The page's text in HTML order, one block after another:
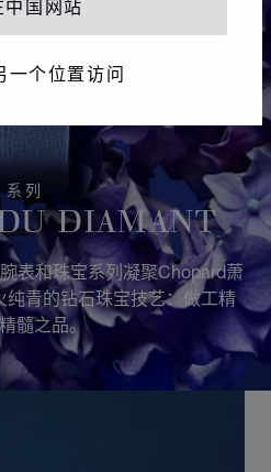
中国网站
一个位置访问
系列
DIAMANT
表和珠宝系列凝聚Chopard萧
青的钻石珠宝技艺：做工精
髓之品。